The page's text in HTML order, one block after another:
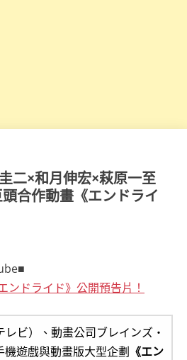
二×和月伸宏×萩原一至
合作動畫《エンドライ
ンドライド》公開預告片！
ビ）、動畫公司ブレインズ・
機遊戲與動畫版大型企劃 《エン